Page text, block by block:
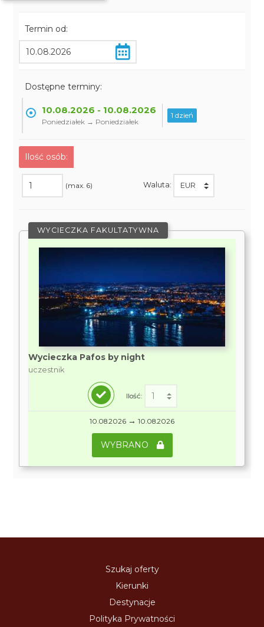
Termin od:
Dostępne terminy:
10.08.2026 - 10.08.2026
Poniedziałek → Poniedziałek
1 dzień
Ilość osób:
(max. 6) Waluta:
WYCIECZKA FAKULTATYWNA
Wycieczka Pafos by night
uczestnik
Ilość:
10.08.2026 → 10.08.2026
WYBRANO
Szukaj oferty
Kierunki
Destynacje
Polityka Prywatności